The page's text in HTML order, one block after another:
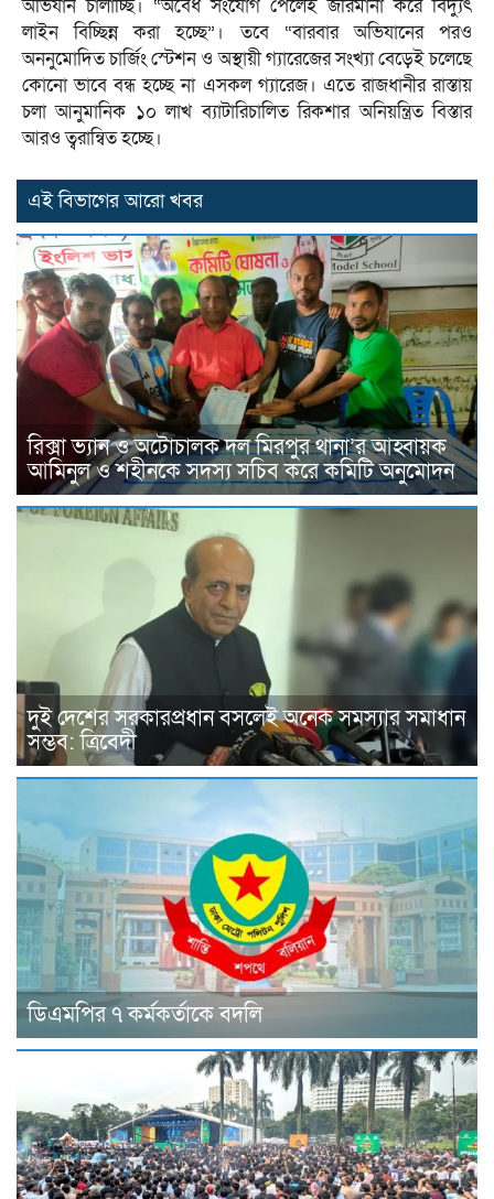
অভিযান চালাচ্ছি। “অবৈধ সংযোগ পেলেই জরিমানা করে বিদ্যুৎ
লাইন বিচ্ছিন্ন করা হচ্ছে”। তবে “বারবার অভিযানের পরও
অননুমোদিত চার্জিং স্টেশন ও অস্থায়ী গ্যারেজের সংখ্যা বেড়েই চলেছে
কোনো ভাবে বন্ধ হচ্ছে না এসকল গ্যারেজ। এতে রাজধানীর রাস্তায়
চলা আনুমানিক ১০ লাখ ব্যাটারিচালিত রিকশার অনিয়ন্ত্রিত বিস্তার
আরও ত্বরান্বিত হচ্ছে।
এই বিভাগের আরো খবর
রিক্সা ভ্যান ও অটোচালক দল মিরপুর থানা’র আহ্বায়ক
আমিনুল ও শহীনকে সদস্য সচিব করে কমিটি অনুমোদন
দুই দেশের সরকারপ্রধান বসলেই অনেক সমস্যার সমাধান
সম্ভব: ত্রিবেদী
ডিএমপির ৭ কর্মকর্তাকে বদলি